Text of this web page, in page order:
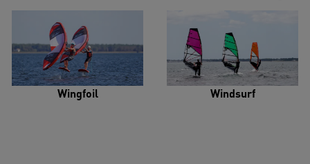
Wingfoil Windsurf